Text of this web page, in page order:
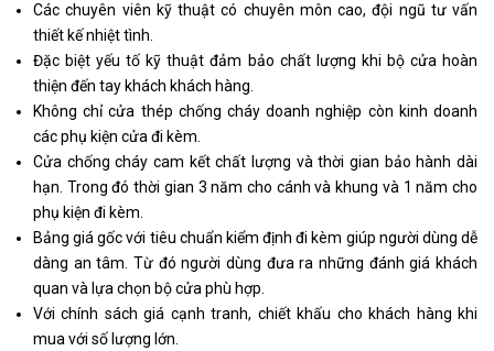
Các chuyên viên kỹ thuật có chuyên môn cao, đội ngũ tư vấn
thiết kế nhiệt tình.
Đặc biệt yếu tố kỹ thuật đảm bảo chất lượng khi bộ cửa hoàn
thiện đến tay khách khách hàng.
Không chỉ cửa thép chống cháy doanh nghiệp còn kinh doanh
các phụ kiện cửa đi kèm.
Cửa chống cháy cam kết chất lượng và thời gian bảo hành dài
hạn. Trong đó thời gian 3 năm cho cánh và khung và 1 năm cho
phụ kiện đi kèm.
Bảng giá gốc với tiêu chuẩn kiểm định đi kèm giúp người dùng dễ
dàng an tâm. Từ đó người dùng đưa ra những đánh giá khách
quan và lựa chọn bộ cửa phù hợp.
Với chính sách giá cạnh tranh, chiết khấu cho khách hàng khi
mua với số lượng lớn.